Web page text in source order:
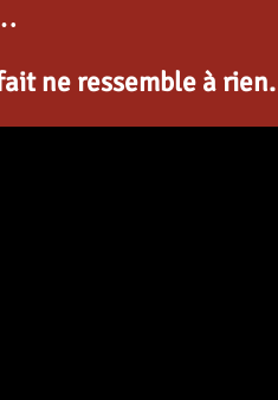
ne ressemble à